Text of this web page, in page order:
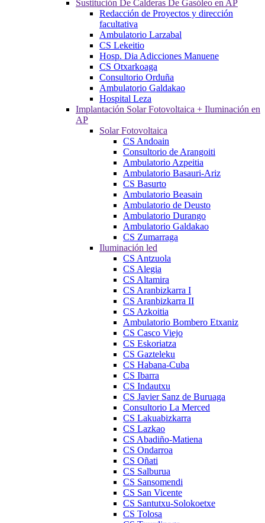
Sustitución De Calderas De Gasóleo en AP
Redacción de Proyectos y dirección
facultativa
Ambulatorio Larzabal
CS Lekeitio
Hosp. Dia Adicciones Manuene
CS Otxarkoaga
Consultorio Orduña
Ambulatorio Galdakao
Hospital Leza
Implantación Solar Fotovoltaica + Iluminación en
AP
Solar Fotovoltaica
CS Andoain
Consultorio de Arangoiti
Ambulatorio Azpeitia
Ambulatorio Basauri-Ariz
CS Basurto
Ambulatorio Beasain
Ambulatorio de Deusto
Ambulatorio Durango
Ambulatorio Galdakao
CS Zumarraga
Iluminación led
CS Antzuola
CS Alegia
CS Altamira
CS Aranbizkarra I
CS Aranbizkarra II
CS Azkoitia
Ambulatorio Bombero Etxaniz
CS Casco Viejo
CS Eskoriatza
CS Gazteleku
CS Habana-Cuba
CS Ibarra
CS Indautxu
CS Javier Sanz de Buruaga
Consultorio La Merced
CS Lakuabizkarra
CS Lazkao
CS Abadiño-Matiena
CS Ondarroa
CS Oñati
CS Salburua
CS Sansomendi
CS San Vicente
CS Santutxu-Solokoetxe
CS Tolosa